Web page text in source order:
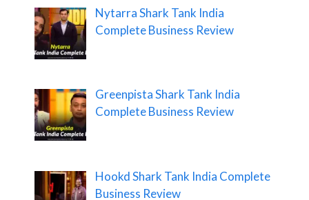
Nytarra Shark Tank India
Complete Business Review
Greenpista Shark Tank India
Complete Business Review
Hookd Shark Tank India Complete
Business Review